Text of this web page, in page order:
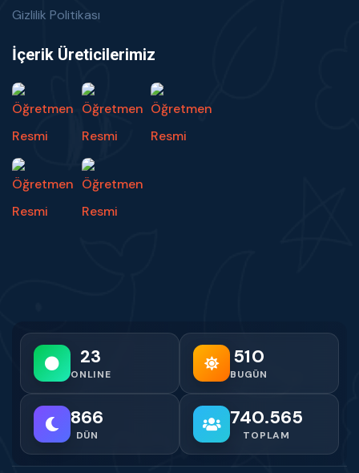
Gizlilik Politikası
İçerik Üreticilerimiz
23
ONLINE
510
BUGÜN
866
DÜN
740.565
TOPLAM